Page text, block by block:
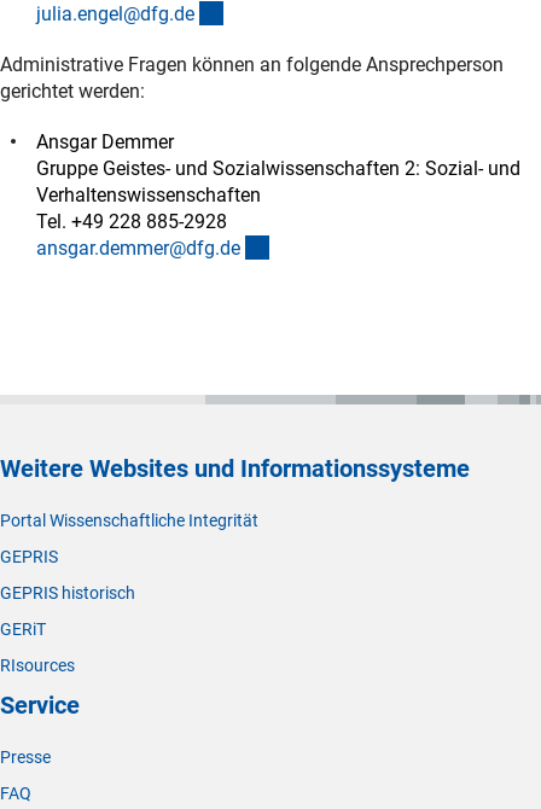
julia.engel@dfg.de
Administrative Fragen können an folgende Ansprechperson
gerichtet werden:
Ansgar Demmer
Gruppe Geistes- und Sozialwissenschaften 2: Sozial- und
Verhaltenswissenschaften
Tel. +49 228 885-2928
ansgar.demmer@dfg.de
Weitere Websites und Informationssysteme
Portal Wissenschaftliche Integrität
GEPRIS
GEPRIS historisch
GERiT
RIsources
Service
Presse
FAQ